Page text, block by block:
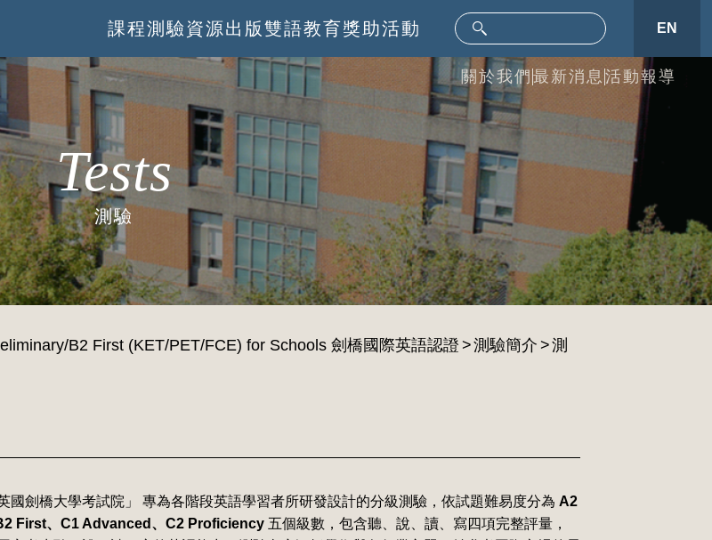
課程測驗資源出版雙語教育獎助活動 EN
關於我們 最新消息 活動報導
Tests
測驗
B2 First (KET/PET/FCE) for Schools 劍橋國際英語認證 測驗簡介
測
國劍橋大學考試院」 專為各階段英語學習者所研發設計的分級測驗，依試題難易度分為 A2
First、C1 Advanced、C2 Proficiency五個級數，包含聽、說、讀、寫四項完整評量，